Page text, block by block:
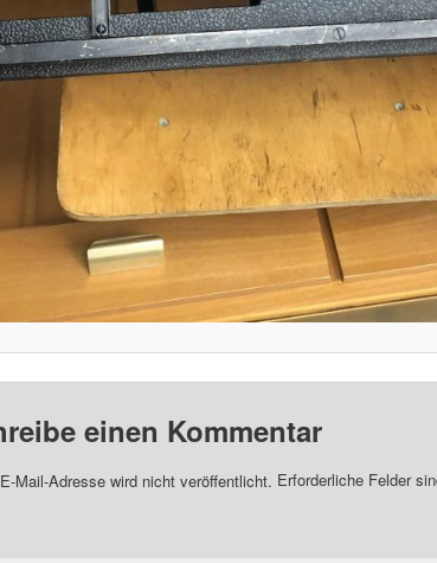
einen Kommentar
Mail-Adresse wird nicht veröffentlicht. Erforderliche Felder